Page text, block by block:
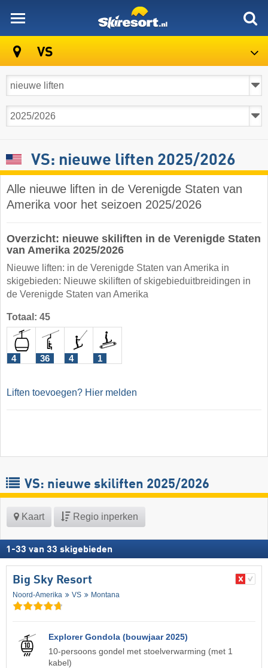
VS
VS: nieuwe liften 2025/2026
Alle nieuwe liften in de Verenigde Staten van
Amerika voor het seizoen 2025/2026
Overzicht: nieuwe skiliften in de Verenigde Staten
van Amerika 2025/2026
Nieuwe liften: in de Verenigde Staten van Amerika in
skigebieden: Nieuwe skiliften of skigebieduitbreidingen in
de Verenigde Staten van Amerika
Totaal: 45
4 36 4 1
Liften toevoegen? Hier melden
VS: nieuwe skiliften 2025/2026
Kaart Regio inperken
1 -33 van 33 skigebieden
Big Sky Resort
Noord-Amerika VS Montana
Explorer Gondola (bouwjaar 2025)
10-persoons gondel met stoelverwarming (met 1
kabel)